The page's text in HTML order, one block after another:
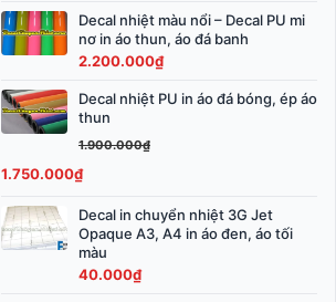
3.800.000₫.Decal nhiệt màu nổi – Decal PU mi
nơ in áo thun, áo đá banh
2.200.000₫
Decal nhiệt PU in áo đá bóng, ép áo
thun
1.900.000₫
Giá
gốc
1.900.000₫.
1.750.000₫
Giá
hiện
là:
1.750.000₫.Decal in chuyển nhiệt 3G Jet
Opaque A3, A4 in áo đen, áo tối
màu
40.000₫